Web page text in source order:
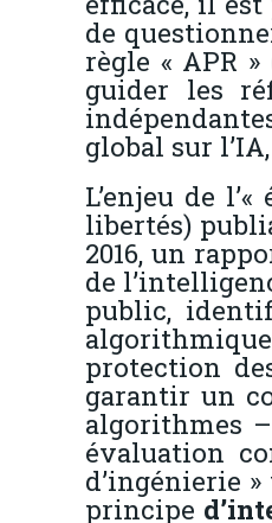
de
règle « APR
guider les
global sur
L’enjeu de
libertés)
2016, un
de
public,
protection
garantir un
algorithmes
évaluation
d’ingénierie
principe